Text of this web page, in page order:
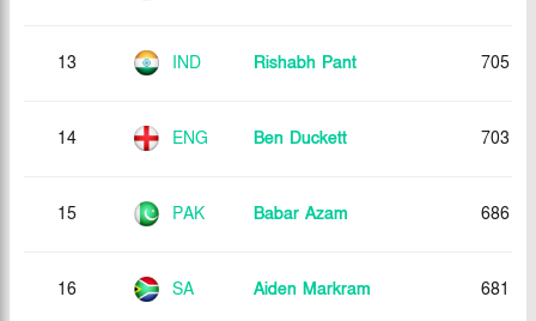
13 IND Rishabh Pant 705
14 ENG Ben Duckett 703
15 PAK Babar Azam 686
16 SA Aiden Markram 681